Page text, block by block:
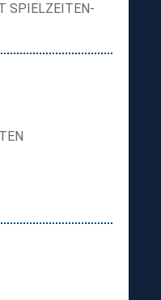
SPIELZEITEN-